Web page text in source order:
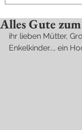
Alles Gute
ihr lieben Mütter,
Enkelkinder..., ein